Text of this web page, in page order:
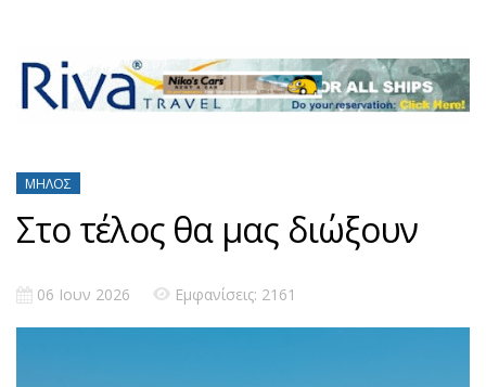
ΜΉΛΟΣ
Στο τέλος θα μας διώξουν
06 Ιουν 2026 Εμφανίσεις: 2161